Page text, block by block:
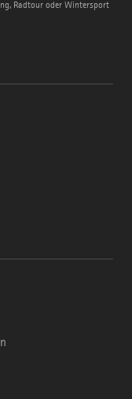
Radtour oder Wintersport